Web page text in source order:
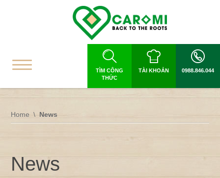
TÌM CÔNG
THỨC
TÀI KHOẢN 0988.846.044
Home News
News